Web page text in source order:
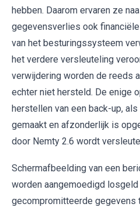
hebben. Daarom ervaren ze
gegevensverlies ook
van het besturingssysteem
het verdere versleuteling
verwijdering worden de reeds
echter niet hersteld. De enige
herstellen van een back-up,
gemaakt en afzonderlijk is
door Nemty 2.6 wordt
Schermafbeelding van een
worden aangemoedigd
gecompromitteerde gegevens